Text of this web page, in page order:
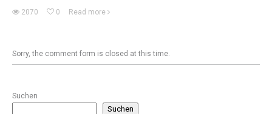
2070 0 Read more
Sorry, the comment form is closed at this time.
Suchen
Suchen